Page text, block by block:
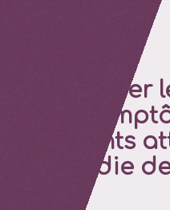
Améliorer
des
patients
maladie